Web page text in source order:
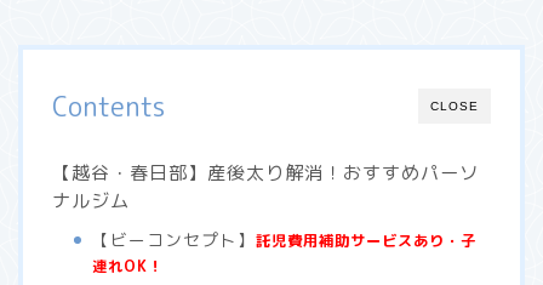
CLOSE
Contents
【越谷・春日部】産後太り解消！おすすめパーソ
ナルジム
【ビーコンセプト】託児費用補助サービスあり・子
連れOK！